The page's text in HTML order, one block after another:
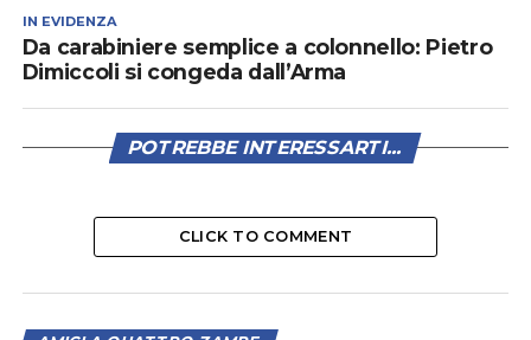
IN EVIDENZA
Da carabiniere semplice a colonnello: Pietro
Dimiccoli si congeda dall’Arma
POTREBBE INTERESSARTI...
CLICK TO COMMENT